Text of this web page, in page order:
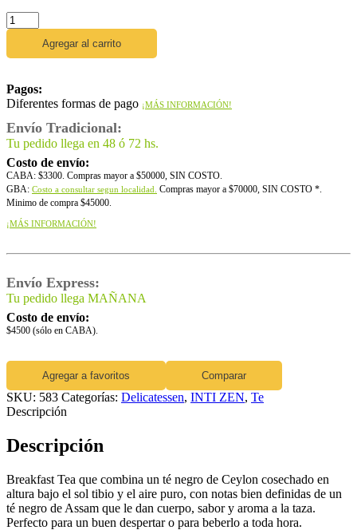
Agregar al carrito
Pagos:
Diferentes formas de pago ¡MÁS INFORMACIÓN!
Envío Tradicional:
Tu pedido llega en 48 ó 72 hs.
Costo de envío:
CABA: $3300. Compras mayor a $50000, SIN COSTO.
GBA: Costo a consultar segun localidad. Compras mayor a $70000, SIN COSTO *.
Minimo de compra $45000.
¡MÁS INFORMACIÓN!
Envío Express:
Tu pedido llega MAÑANA
Costo de envío:
$4500 (sólo en CABA).
Agregar a favoritos Comparar
SKU: 583 Categorías: Delicatessen, INTI ZEN, Te
Descripción
Descripción
Breakfast Tea que combina un té negro de Ceylon cosechado en
altura bajo el sol tibio y el aire puro, con notas bien definidas de un
té negro de Assam que le dan cuerpo, sabor y aroma a la taza.
Perfecto para un buen despertar o para beberlo a toda hora.